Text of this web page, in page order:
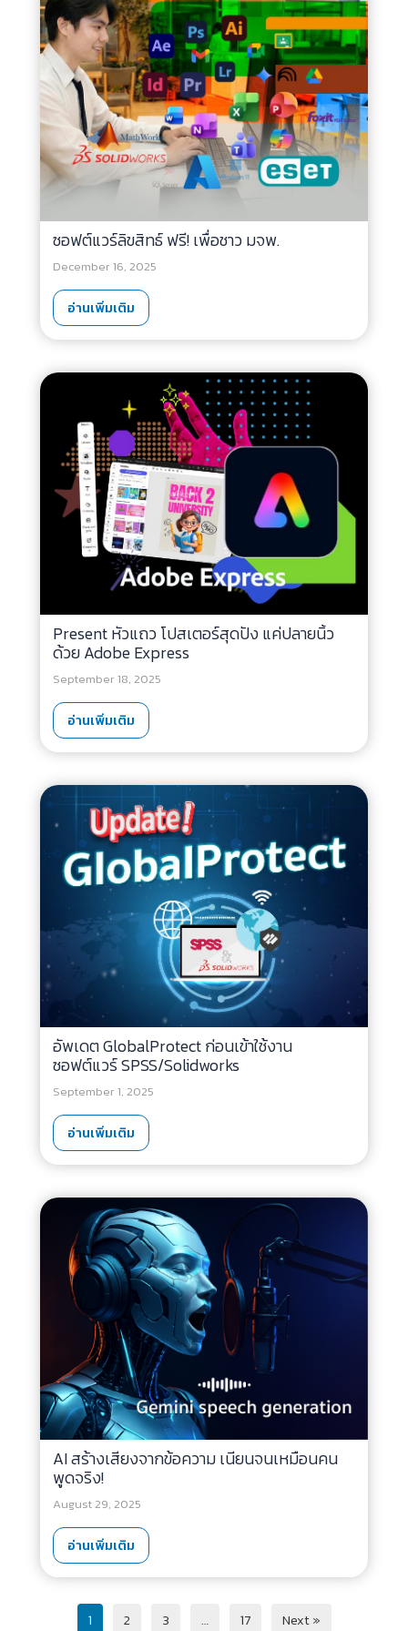
ซอฟต์แวร์ลิขสิทธ์ ฟรี! เพื่อชาว มจพ.
December 16, 2025
อ่านเพิ่มเติม
Present หัวแถว โปสเตอร์สุดปัง แค่ปลายนิ้ว
ด้วย Adobe Express
September 18, 2025
อ่านเพิ่มเติม
อัพเดต GlobalProtect ก่อนเข้าใช้งาน
ซอฟต์แวร์ SPSS/Solidworks
September 1, 2025
อ่านเพิ่มเติม
AI สร้างเสียงจากข้อความ เนียนจนเหมือนคน
พูดจริง!
August 29, 2025
อ่านเพิ่มเติม
1 2 3 … 17 Next »